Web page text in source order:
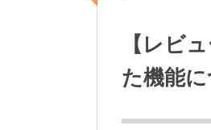
【レビ
た機能に